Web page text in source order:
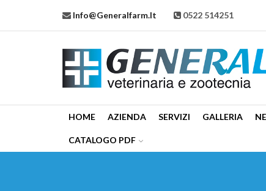
Info@generalfarm.it 0522 514251
HOME AZIENDA SERVIZI GALLERIA
CATALOGO PDF